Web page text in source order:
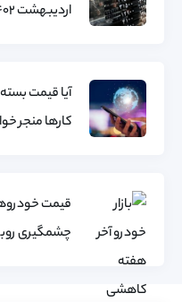
اردیبهشت 1402
آیا قیمت
کارها منجر
قیمت
چشمگیری